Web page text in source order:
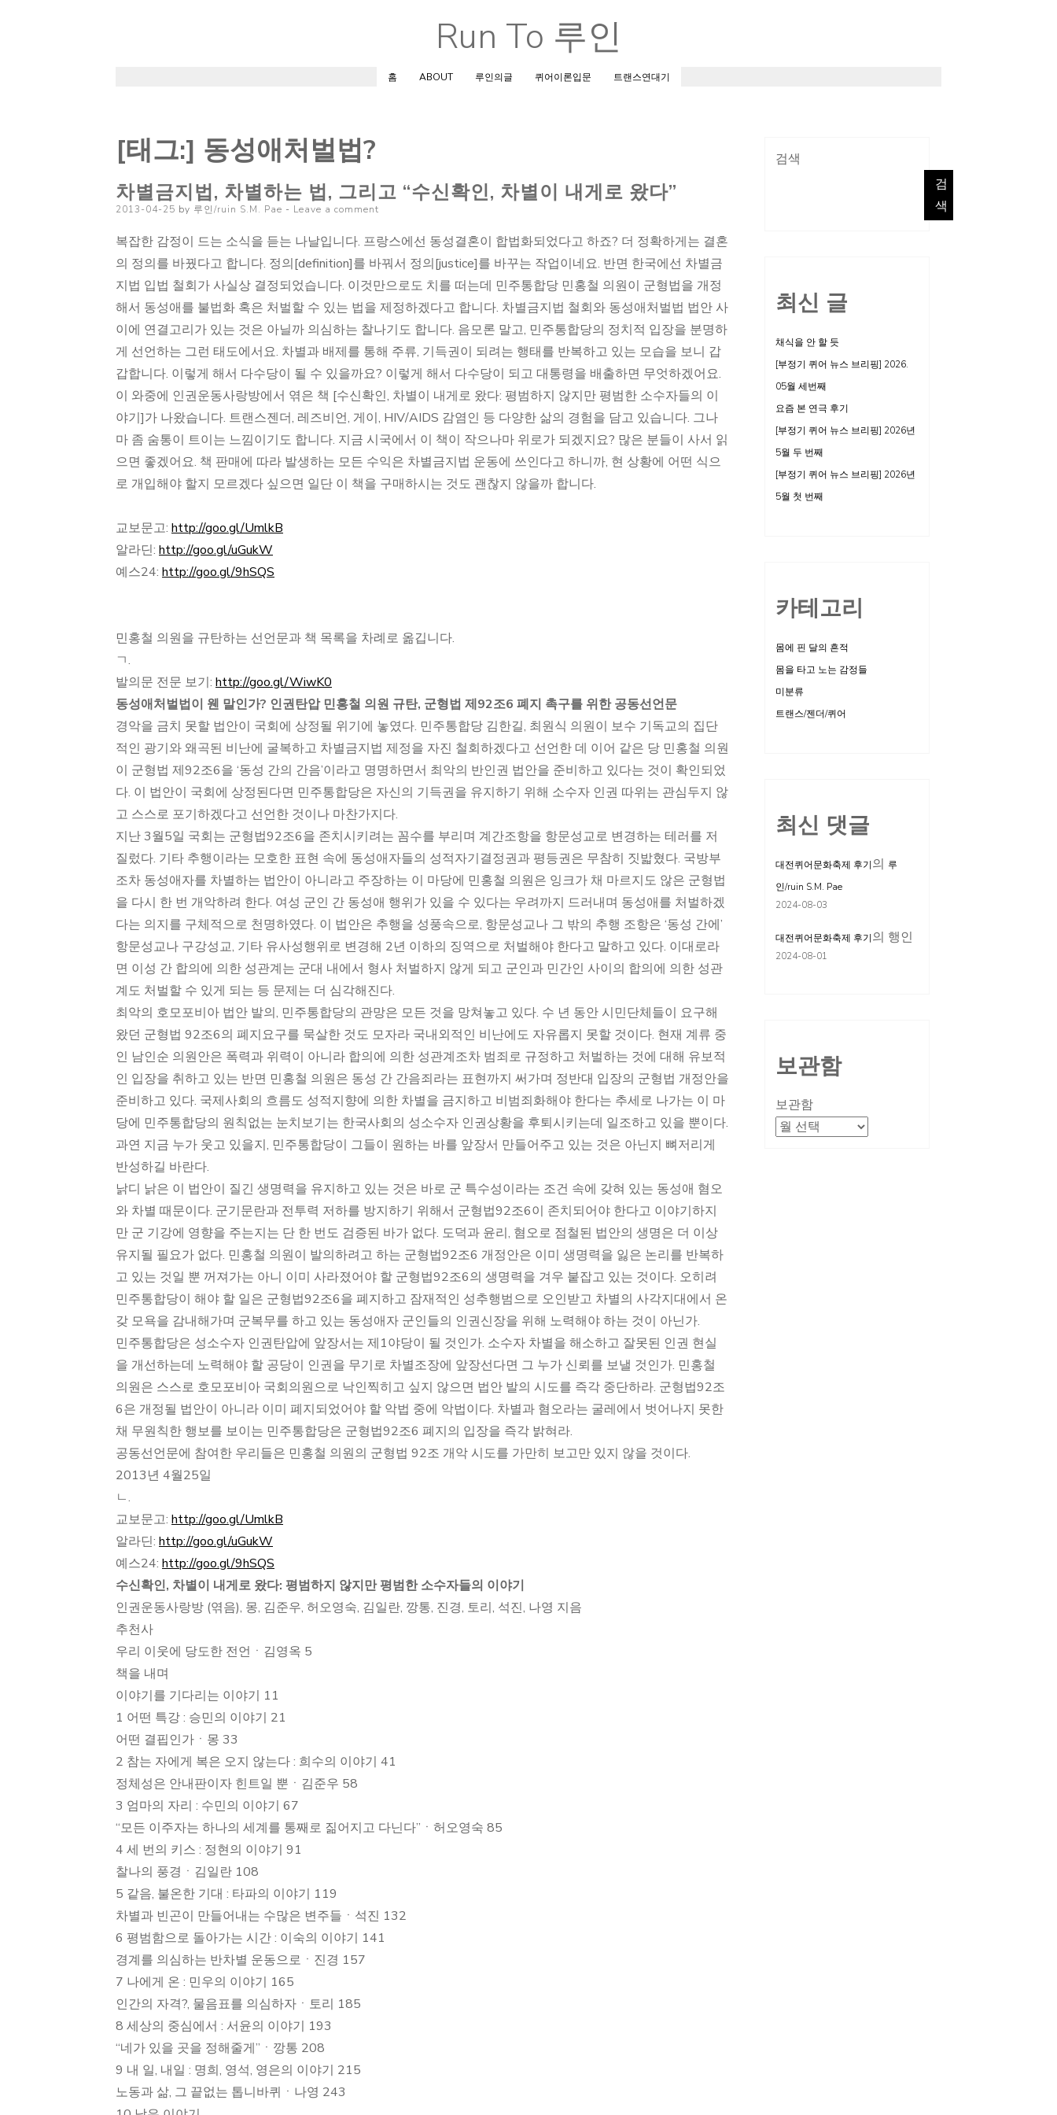
Skip
to
content
Run To 루인
홈 ABOUT 루인의글 퀴어이론입문 트랜스연대기
[태그:] 동성애처벌법?
차별금지법, 차별하는 법, 그리고 “수신확인, 차별이 내게로 왔다”
Posted
2013-04-25 by 루인/ruin S.M. Pae Leave a comment
복잡한 감정이 드는 소식을 듣는 나날입니다. 프랑스에선 동성결혼이 합법화되었다고 하죠? 더 정확하게는 결혼
의 정의를 바꿨다고 합니다. 정의[definition]를 바꿔서 정의[justice]를 바꾸는 작업이네요. 반면 한국에선 차별금
지법 입법 철회가 사실상 결정되었습니다. 이것만으로도 치를 떠는데 민주통합당 민홍철 의원이 군형법을 개정
해서 동성애를 불법화 혹은 처벌할 수 있는 법을 제정하겠다고 합니다. 차별금지법 철회와 동성애처벌법 법안 사
이에 연결고리가 있는 것은 아닐까 의심하는 찰나기도 합니다. 음모론 말고, 민주통합당의 정치적 입장을 분명하
게 선언하는 그런 태도에서요. 차별과 배제를 통해 주류, 기득권이 되려는 행태를 반복하고 있는 모습을 보니 갑
갑합니다. 이렇게 해서 다수당이 될 수 있을까요? 이렇게 해서 다수당이 되고 대통령을 배출하면 무엇하겠어요.
이 와중에 인권운동사랑방에서 엮은 책 [수신확인, 차별이 내게로 왔다: 평범하지 않지만 평범한 소수자들의 이
야기]가 나왔습니다. 트랜스젠더, 레즈비언, 게이, HIV/AIDS 감염인 등 다양한 삶의 경험을 담고 있습니다. 그나
마 좀 숨통이 트이는 느낌이기도 합니다. 지금 시국에서 이 책이 작으나마 위로가 되겠지요? 많은 분들이 사서 읽
으면 좋겠어요. 책 판매에 따라 발생하는 모든 수익은 차별금지법 운동에 쓰인다고 하니까, 현 상황에 어떤 식으
로 개입해야 할지 모르겠다 싶으면 일단 이 책을 구매하시는 것도 괜찮지 않을까 합니다.
교보문고: http://goo.gl/UmlkB
알라딘: http://goo.gl/uGukW
예스24: http://goo.gl/9hSQS
민홍철 의원을 규탄하는 선언문과 책 목록을 차례로 옮깁니다.
ㄱ.
발의문 전문 보기: http://goo.gl/WiwK0
동성애처벌법이 웬 말인가? 인권탄압 민홍철 의원 규탄, 군형법 제92조6 폐지 촉구를 위한 공동선언문
경악을 금치 못할 법안이 국회에 상정될 위기에 놓였다. 민주통합당 김한길, 최원식 의원이 보수 기독교의 집단
적인 광기와 왜곡된 비난에 굴복하고 차별금지법 제정을 자진 철회하겠다고 선언한 데 이어 같은 당 민홍철 의원
이 군형법 제92조6을 ‘동성 간의 간음’이라고 명명하면서 최악의 반인권 법안을 준비하고 있다는 것이 확인되었
다. 이 법안이 국회에 상정된다면 민주통합당은 자신의 기득권을 유지하기 위해 소수자 인권 따위는 관심두지 않
고 스스로 포기하겠다고 선언한 것이나 마찬가지다.
지난 3월5일 국회는 군형법92조6을 존치시키려는 꼼수를 부리며 계간조항을 항문성교로 변경하는 테러를 저
질렀다. 기타 추행이라는 모호한 표현 속에 동성애자들의 성적자기결정권과 평등권은 무참히 짓밟혔다. 국방부
조차 동성애자를 차별하는 법안이 아니라고 주장하는 이 마당에 민홍철 의원은 잉크가 채 마르지도 않은 군형법
을 다시 한 번 개악하려 한다. 여성 군인 간 동성애 행위가 있을 수 있다는 우려까지 드러내며 동성애를 처벌하겠
다는 의지를 구체적으로 천명하였다. 이 법안은 추행을 성풍속으로, 항문성교나 그 밖의 추행 조항은 ‘동성 간에’
항문성교나 구강성교, 기타 유사성행위로 변경해 2년 이하의 징역으로 처벌해야 한다고 말하고 있다. 이대로라
면 이성 간 합의에 의한 성관계는 군대 내에서 형사 처벌하지 않게 되고 군인과 민간인 사이의 합의에 의한 성관
계도 처벌할 수 있게 되는 등 문제는 더 심각해진다.
최악의 호모포비아 법안 발의, 민주통합당의 관망은 모든 것을 망쳐놓고 있다. 수 년 동안 시민단체들이 요구해
왔던 군형법 92조6의 폐지요구를 묵살한 것도 모자라 국내외적인 비난에도 자유롭지 못할 것이다. 현재 계류 중
인 남인순 의원안은 폭력과 위력이 아니라 합의에 의한 성관계조차 범죄로 규정하고 처벌하는 것에 대해 유보적
인 입장을 취하고 있는 반면 민홍철 의원은 동성 간 간음죄라는 표현까지 써가며 정반대 입장의 군형법 개정안을
준비하고 있다. 국제사회의 흐름도 성적지향에 의한 차별을 금지하고 비범죄화해야 한다는 추세로 나가는 이 마
당에 민주통합당의 원칙없는 눈치보기는 한국사회의 성소수자 인권상황을 후퇴시키는데 일조하고 있을 뿐이다.
과연 지금 누가 웃고 있을지, 민주통합당이 그들이 원하는 바를 앞장서 만들어주고 있는 것은 아닌지 뼈저리게
반성하길 바란다.
낡디 낡은 이 법안이 질긴 생명력을 유지하고 있는 것은 바로 군 특수성이라는 조건 속에 갖혀 있는 동성애 혐오
와 차별 때문이다. 군기문란과 전투력 저하를 방지하기 위해서 군형법92조6이 존치되어야 한다고 이야기하지
만 군 기강에 영향을 주는지는 단 한 번도 검증된 바가 없다. 도덕과 윤리, 혐오로 점철된 법안의 생명은 더 이상
유지될 필요가 없다. 민홍철 의원이 발의하려고 하는 군형법92조6 개정안은 이미 생명력을 잃은 논리를 반복하
고 있는 것일 뿐 꺼져가는 아니 이미 사라졌어야 할 군형법92조6의 생명력을 겨우 붙잡고 있는 것이다. 오히려
민주통합당이 해야 할 일은 군형법92조6을 폐지하고 잠재적인 성추행범으로 오인받고 차별의 사각지대에서 온
갖 모욕을 감내해가며 군복무를 하고 있는 동성애자 군인들의 인권신장을 위해 노력해야 하는 것이 아닌가.
민주통합당은 성소수자 인권탄압에 앞장서는 제1야당이 될 것인가. 소수자 차별을 해소하고 잘못된 인권 현실
을 개선하는데 노력해야 할 공당이 인권을 무기로 차별조장에 앞장선다면 그 누가 신뢰를 보낼 것인가. 민홍철
의원은 스스로 호모포비아 국회의원으로 낙인찍히고 싶지 않으면 법안 발의 시도를 즉각 중단하라. 군형법92조
6은 개정될 법안이 아니라 이미 폐지되었어야 할 악법 중에 악법이다. 차별과 혐오라는 굴레에서 벗어나지 못한
채 무원칙한 행보를 보이는 민주통합당은 군형법92조6 폐지의 입장을 즉각 밝혀라.
공동선언문에 참여한 우리들은 민홍철 의원의 군형법 92조 개악 시도를 가만히 보고만 있지 않을 것이다.
2013년 4월25일
ㄴ.
교보문고: http://goo.gl/UmlkB
알라딘: http://goo.gl/uGukW
예스24: http://goo.gl/9hSQS
수신확인, 차별이 내게로 왔다: 평범하지 않지만 평범한 소수자들의 이야기
인권운동사랑방 (엮음), 몽, 김준우, 허오영숙, 김일란, 깡통, 진경, 토리, 석진, 나영 지음
추천사
우리 이웃에 당도한 전언ㆍ김영옥 5
책을 내며
이야기를 기다리는 이야기 11
1 어떤 특강 : 승민의 이야기 21
어떤 결핍인가ㆍ몽 33
2 참는 자에게 복은 오지 않는다 : 희수의 이야기 41
정체성은 안내판이자 힌트일 뿐ㆍ김준우 58
3 엄마의 자리 : 수민의 이야기 67
“모든 이주자는 하나의 세계를 통째로 짊어지고 다닌다”ㆍ허오영숙 85
4 세 번의 키스 : 정현의 이야기 91
찰나의 풍경ㆍ김일란 108
5 같음, 불온한 기대 : 타파의 이야기 119
차별과 빈곤이 만들어내는 수많은 변주들ㆍ석진 132
6 평범함으로 돌아가는 시간 : 이숙의 이야기 141
경계를 의심하는 반차별 운동으로ㆍ진경 157
7 나에게 온 : 민우의 이야기 165
인간의 자격?, 물음표를 의심하자ㆍ토리 185
8 세상의 중심에서 : 서윤의 이야기 193
“네가 있을 곳을 정해줄게”ㆍ깡통 208
9 내 일, 내일 : 명희, 영석, 영은의 이야기 215
노동과 삶, 그 끝없는 톱니바퀴ㆍ나영 243
검색
검
색
최신 글
채식을 안 할 듯
[부정기 퀴어 뉴스 브리핑] 2026.
05월 세번째
요즘 본 연극 후기
[부정기 퀴어 뉴스 브리핑] 2026년
5월 두 번째
[부정기 퀴어 뉴스 브리핑] 2026년
5월 첫 번째
카테고리
몸에 핀 달의 흔적
몸을 타고 노는 감정들
미분류
트랜스/젠더/퀴어
최신 댓글
대전퀴어문화축제 후기의 루
인/ruin S.M. Pae
2024-08-03
대전퀴어문화축제 후기의 행인
2024-08-01
보관함
보관함